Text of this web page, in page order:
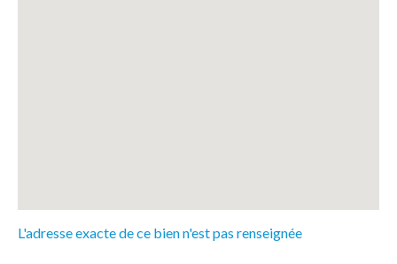
L'adresse exacte de ce bien n'est pas renseignée